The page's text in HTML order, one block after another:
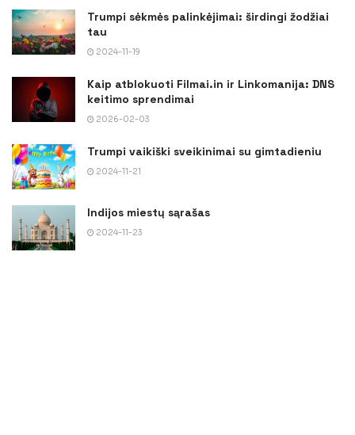
Trumpi sėkmės palinkėjimai: širdingi žodžiai
tau
2024-11-19
Kaip atblokuoti Filmai.in ir Linkomanija: DNS
keitimo sprendimai
2026-02-03
Trumpi vaikiški sveikinimai su gimtadieniu
2024-11-21
Indijos miestų sąrašas
2024-11-23